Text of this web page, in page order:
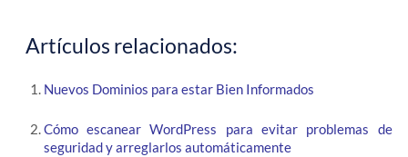
Artículos relacionados:
Nuevos Dominios para estar Bien Informados
Cómo escanear WordPress para evitar problemas de
seguridad y arreglarlos automáticamente